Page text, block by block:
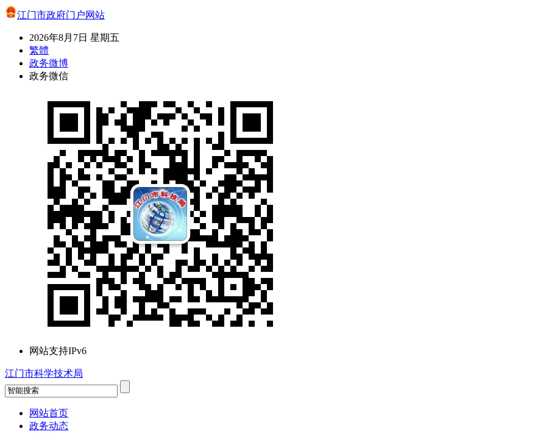
江门市政府门户网站
2026年8月7日 星期五
繁體
政务微博
政务微信
网站支持IPv6
江门市科学技术局
网站首页
政务动态